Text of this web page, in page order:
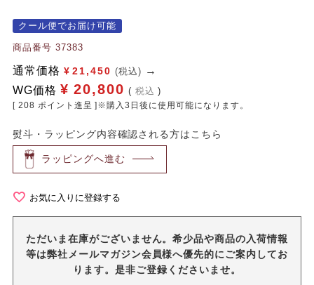
クール便でお届け可能
商品番号 37383
通常価格 ¥ 21,450 (税込)
WG価格 ¥ 20,800 税込
[ 208 ポイント進呈 ]※購入3日後に使用可能になります。
熨斗・ラッピング内容確認される方はこちら
ラッピングへ進む
お気に入りに登録する
ただいま在庫がございません。希少品や商品の入荷情報
等は弊社メールマガジン会員様へ優先的にご案内してお
ります。是非ご登録くださいませ。